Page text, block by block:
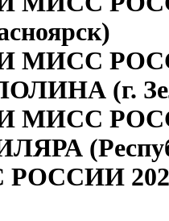
МИСС
(г.
МИСС